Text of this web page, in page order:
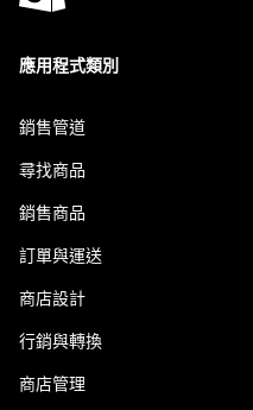
應用程式類別
銷售管道
尋找商品
銷售商品
訂單與運送
商店設計
行銷與轉換
商店管理